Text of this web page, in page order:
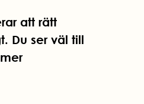
att rätt
Du ser väl till